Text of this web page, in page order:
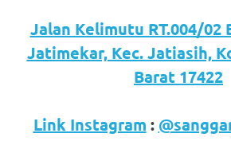
More
Here
Wiht
Jalan Kelimutu RT.004/02
Jatimekar, Kec. Jatiasih,
Barat 17422
Link Instagram :